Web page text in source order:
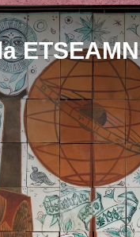
ETSEAMN